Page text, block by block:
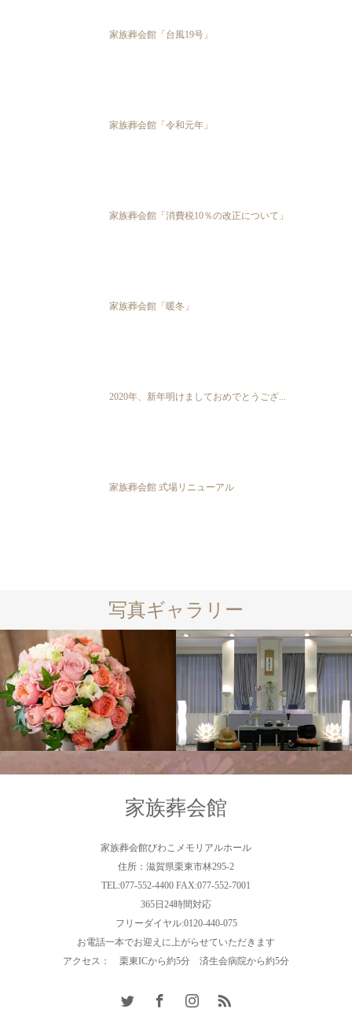
家族葬会館「台風19号」
家族葬会館「令和元年」
家族葬会館「消費税10％の改正について」
家族葬会館「暖冬」
2020年、新年明けましておめでとうござ...
家族葬会館 式場リニューアル
写真ギャラリー
家族葬会館
家族葬会館びわこメモリアルホール
住所：滋賀県栗東市林295-2
TEL:077-552-4400 FAX:077-552-7001
365日24時間対応
フリーダイヤル:0120-440-075
お電話一本でお迎えに上がらせていただきます
アクセス： 栗東ICから約5分 済生会病院から約5分